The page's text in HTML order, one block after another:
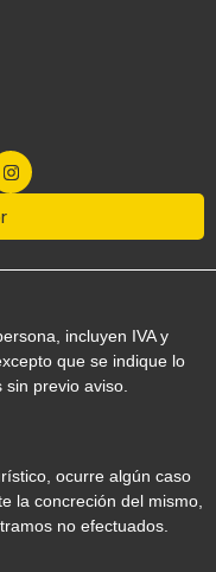
incluyen IVA y
que se indique lo
previo aviso.
ocurre algún caso
la concreción del mismo,
no efectuados.